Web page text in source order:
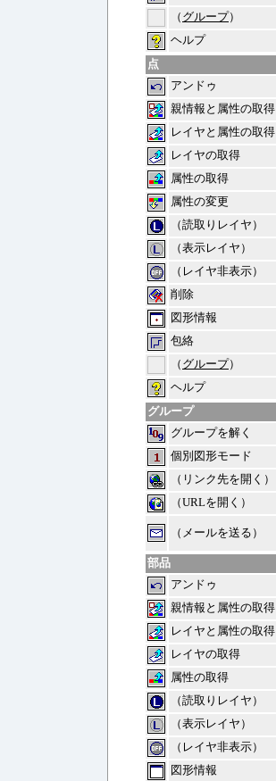
（ グループ）
ヘルプ
点
アンドゥ
親情報と属性の取得
レイヤと属性の取得
レイヤの取得
属性の取得
属性の変更
（読取りレイヤ）
（表示レイヤ）
（レイヤ非表示）
削除
図形情報
包絡
（ グループ）
ヘルプ
グループ
グループを解く
個別図形モード
（リンク先を開く）
（URLを開く）
（メールを送る）
部品
アンドゥ
親情報と属性の取得
レイヤと属性の取得
レイヤの取得
属性の取得
（読取りレイヤ）
（表示レイヤ）
（レイヤ非表示）
図形情報